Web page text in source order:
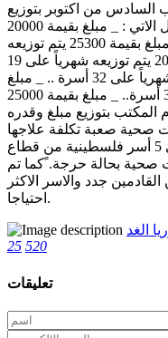
من اكتوبر بتوزيع
المساعدات المالية الشهرية على الشكل الاتي : _ مبلغ بقيمة 20000
يتم توزيعه شهرياً على 22 أسرة .. _ مبلغ بقيمة 25300 يتم توزيعه
شهرياً على 22 أسرة .. _ مبلغ بقيمة 20000 يتم توزيعه شهرياً على 19
أسرة .. _ مبلغ بقيمة 38000 يتم توزيعه شهرياً على 32 أسرة .. _ مبلغ
بقيمة 15000 يتم توزيعه شهريا على 30 أسرة.. _ مبلغ بقيمة 25000
16 أسرة.. كما قام المكتب بتوزيع مبلغ وقدره
لديها حالات صحية صعبة تكلفة علاجها
كبيرة. وتم توزيع مبلغ 25000 جنيه على 5 أسر فلسطينية من قطاع
صحية بحالة حرجة. ًكما تم
على 30 اسرة من القادمين جدد والاسر الاكثر
احتياجا.
الغد
25 520
تعليقات